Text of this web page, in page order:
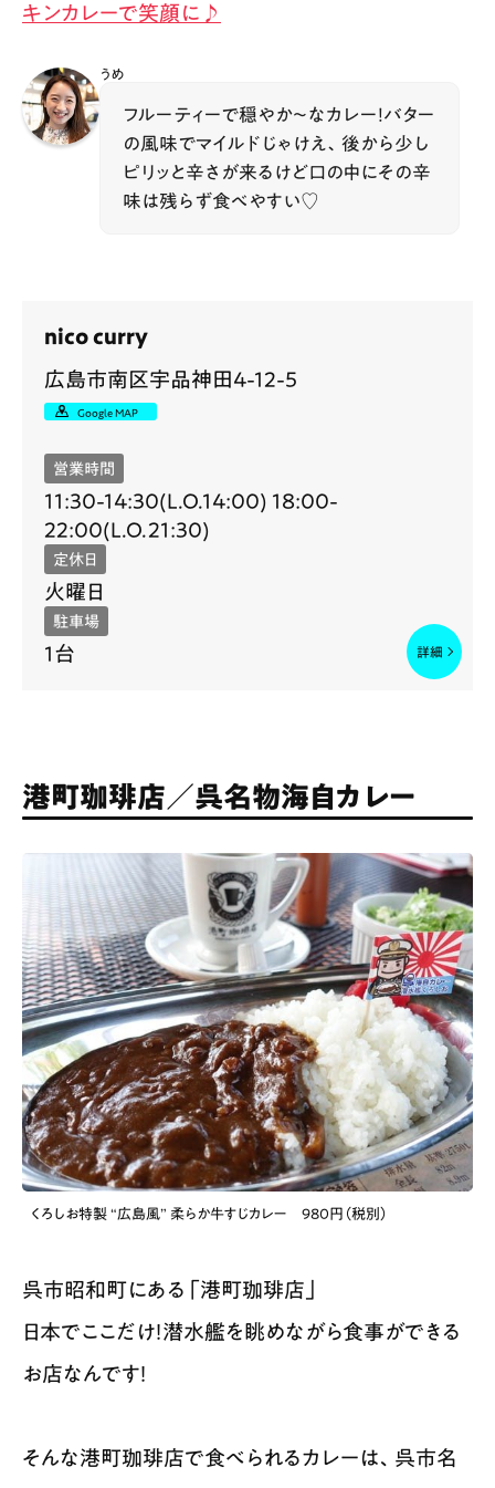
キンカレーで笑顔に♪
うめ
フルーティーで穏やか〜なカレー！バター
の風味でマイルドじゃけえ、後から少し
ピリッと辛さが来るけど口の中にその辛
味は残らず食べやすい♡
nico curry
広島市南区宇品神田4-12-5
Google MAP
営業時間
11:30-14:30(L.O.14:00) 18:00-
22:00(L.O.21:30)
定休日
火曜日
駐車場
1台
港町珈琲店／呉名物海自カレー
くろしお特製 “広島風” 柔らか牛すじカレー 980円（税別）
呉市昭和町にある「港町珈琲店」
日本でここだけ！潜水艦を眺めながら食事ができる
お店なんです！
そんな港町珈琲店で食べられるカレーは、呉市名